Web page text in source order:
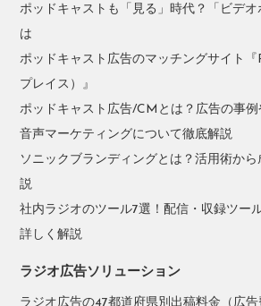
ポッドキャストも「見る」時代？「ビデオ
は
ポッドキャスト広告のマッチングサイト
プレイス）』
ポッドキャスト広告/CMとは？広告の事
音声マーケティングについて徹底解説
ソニックブランディングとは？活用術か
説
社内ラジオのツール7選！配信・収録ツー
詳しく解説
ラジオ広告ソリューション
ラジオ広告の47都道府県別出稿料金（広